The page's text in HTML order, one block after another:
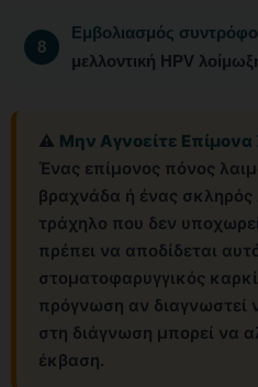
Εμβολιασμός
μελλοντική HPV
⚠️ Μην Αγνοείτε
Ένας επίμονος πόνος
βραχνάδα ή ένας
τράχηλο που δεν
πρέπει να αποδίδεται
στοματοφαρυγγικός
πρόγνωση αν διαγνωστεί
στη διάγνωση μπορεί να
έκβαση.